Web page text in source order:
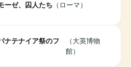
ーゼ、囚人たち （ローマ）
ナテナイア祭のフ
（大英博物
館）